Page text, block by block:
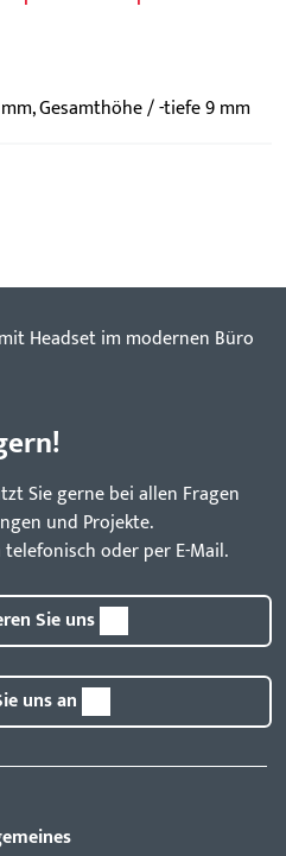
Gesamthöhe / -tiefe 9 mm
Sie gerne bei allen Fragen
und Projekte.
oder per E-Mail.
Sie uns
uns an